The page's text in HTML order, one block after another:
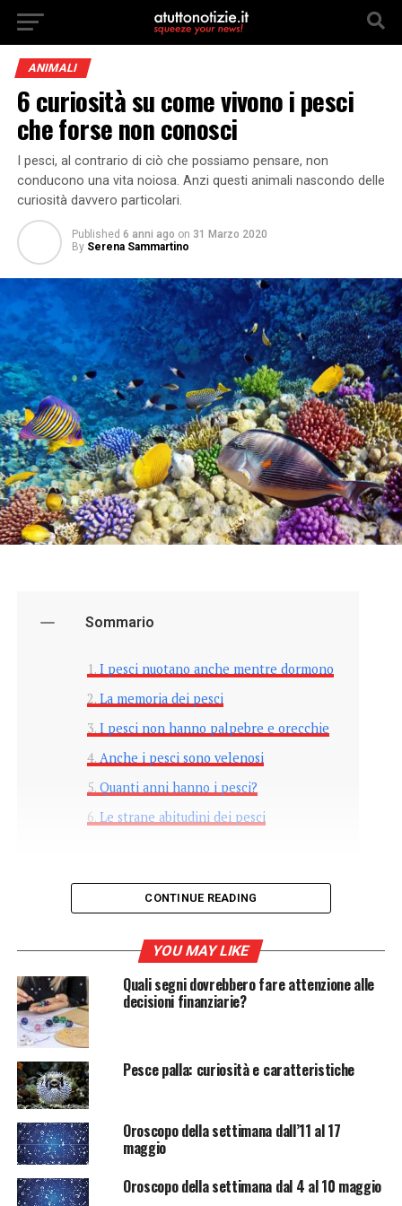
ANIMALI
6 curiosità su come vivono i pesci
che forse non conosci
I pesci, al contrario di ciò che possiamo pensare, non
conducono una vita noiosa. Anzi questi animali nascondo delle
curiosità davvero particolari.
Published 6 anni ago on 31 Marzo 2020
By Serena Sammartino
Sommario
I pesci nuotano anche mentre dormono
La memoria dei pesci
I pesci non hanno palpebre e orecchie
Anche i pesci sono velenosi
Quanti anni hanno i pesci?
Le strane abitudini dei pesci
I pesci non hanno
un’esistenza noiosa come
tutti pensiamo. Ci sono
infatti diverse curiosità da
sapere su questi animali
acquatici.
Molti pensano che i pesci conducano un’esistenza
noiosa, nuotano tutto il giorno e non fanno nient’altro.
CONTINUE READING
YOU MAY LIKE
Quali segni dovrebbero fare attenzione alle
decisioni finanziarie?
Pesce palla: curiosità e caratteristiche
Oroscopo della settimana dall’11 al 17
maggio
Oroscopo della settimana dal 4 al 10 maggio